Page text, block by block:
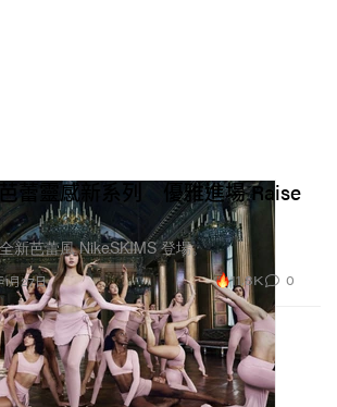
蕾靈感新系列 優雅進場 Raise
新芭蕾風 NikeSKIMS 登場。
月27日 11.8K 0